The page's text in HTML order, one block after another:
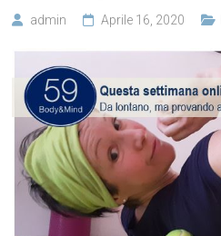
admin Aprile 16, 2020